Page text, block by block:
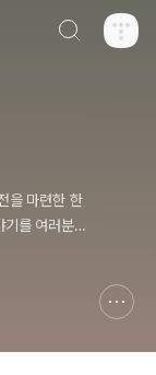
을 마련한 한
를 여러분과